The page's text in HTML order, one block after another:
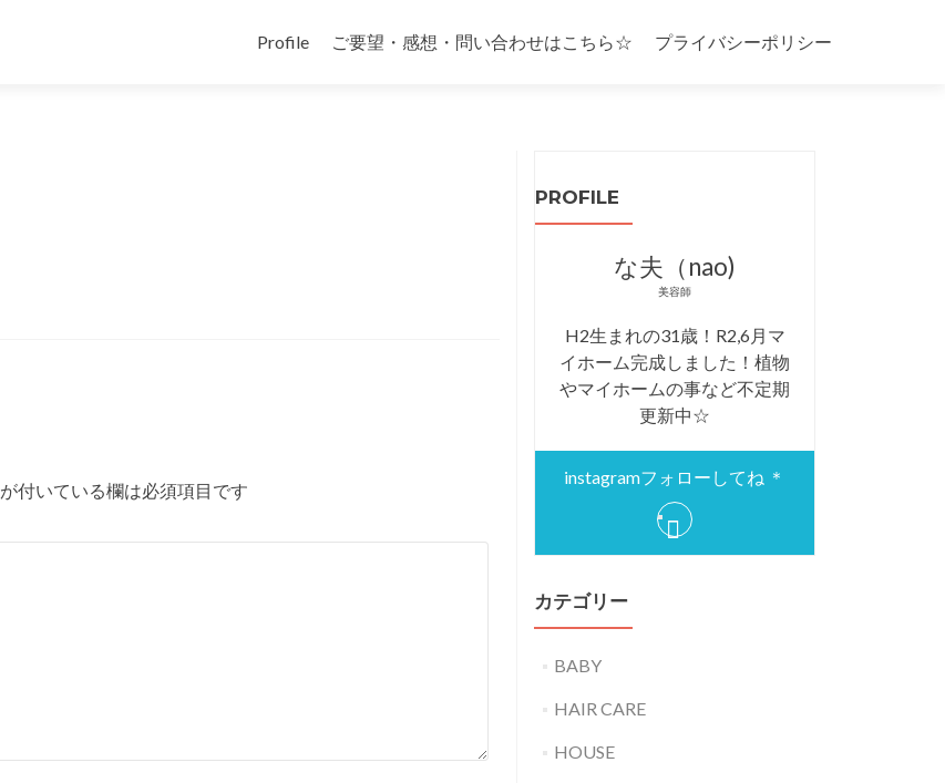
ン
Profile ご要望・感想・問い合わせはこちら☆ プライバシーポリシー
が付いている欄は必須項目です
PROFILE
な夫（nao)
美容師
H2生まれの31歳！R2,6月マ
イホーム完成しました！植物
やマイホームの事など不定期
更新中☆
instagramフォローしてね ＊
カテゴリー
BABY
HAIR CARE
HOUSE